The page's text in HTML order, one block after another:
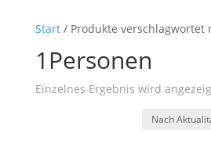
Start/ Produkte verschlagwortet
1Personen
Einzelnes Ergebnis wird